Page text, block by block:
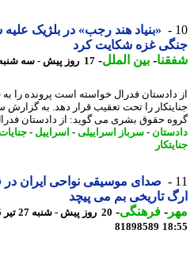
«بنیاد هند رجب» در بلژیک علیه
غزه شکایت کرد
-بین الملل-17 روز پیش - سه شنبه 30 تیر 1405، 08:42
فدرال خواسته است پرونده را به
را تحت تعقیب قرار دهد. به گزارش
حقوق بشری می گوید: از دادستان فدرال
-سرباز اسراییلی -اسراییل -جنایات
صدای موسیقی نواحی ایران در
تاریخی بم می پیچد
-فرهنگی-
81898589